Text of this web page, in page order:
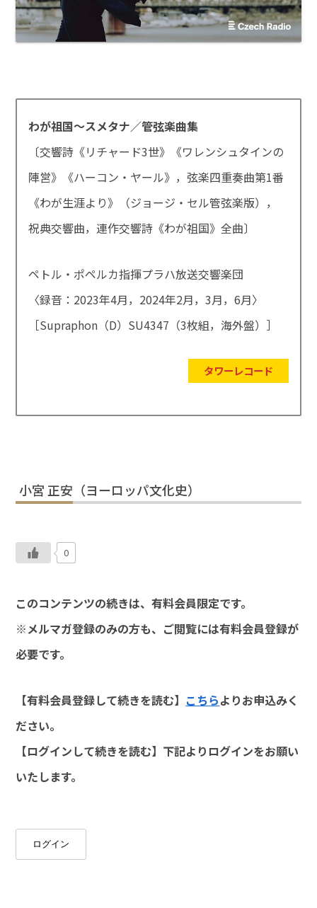
わが祖国～スメタナ／管弦楽曲集
〔交響詩《リチャード3世》《ワレンシュタインの
陣営》《ハーコン・ヤール》，弦楽四重奏曲第1番
《わが生涯より》（ジョージ・セル管弦楽版），
祝典交響曲，連作交響詩《わが祖国》全曲〕
ペトル・ポペルカ指揮プラハ放送交響楽団
〈録音：2023年4月，2024年2月，3月，6月〉
［Supraphon（D）SU4347（3枚組，海外盤）］
タワーレコード
小宮 正安（ヨーロッパ文化史）
0
このコンテンツの続きは、有料会員限定です。
※メルマガ登録のみの方も、ご閲覧には有料会員登録が
必要です。
【有料会員登録して続きを読む】 こちらよりお申込みく
ださい。
【ログインして続きを読む】下記よりログインをお願い
いたします。
ログイン